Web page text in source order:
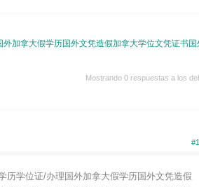
加拿大假学历国外文凭造假加拿大学位文凭证书国
Mostrando 0 respuestas a los
历学位证/办理国外加拿大假学历国外文凭造假